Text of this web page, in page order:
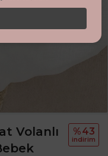
Volanlı
%43
i̇ndi̇ri̇m